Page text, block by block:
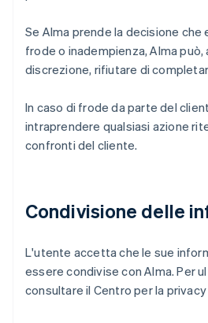
Se Alma prende la decisione che
frode o inadempienza, Alma può,
discrezione, rifiutare di
In caso di frode da parte del
intraprendere qualsiasi azione
confronti del cliente.
Condivisione delle
L'utente accetta che le sue
essere condivise con Alma. Per
consultare il Centro per la
Português English
Bulgaria
English
Cina continentale
简体中文English
Cipro
Danimarca
English
Estonia
English